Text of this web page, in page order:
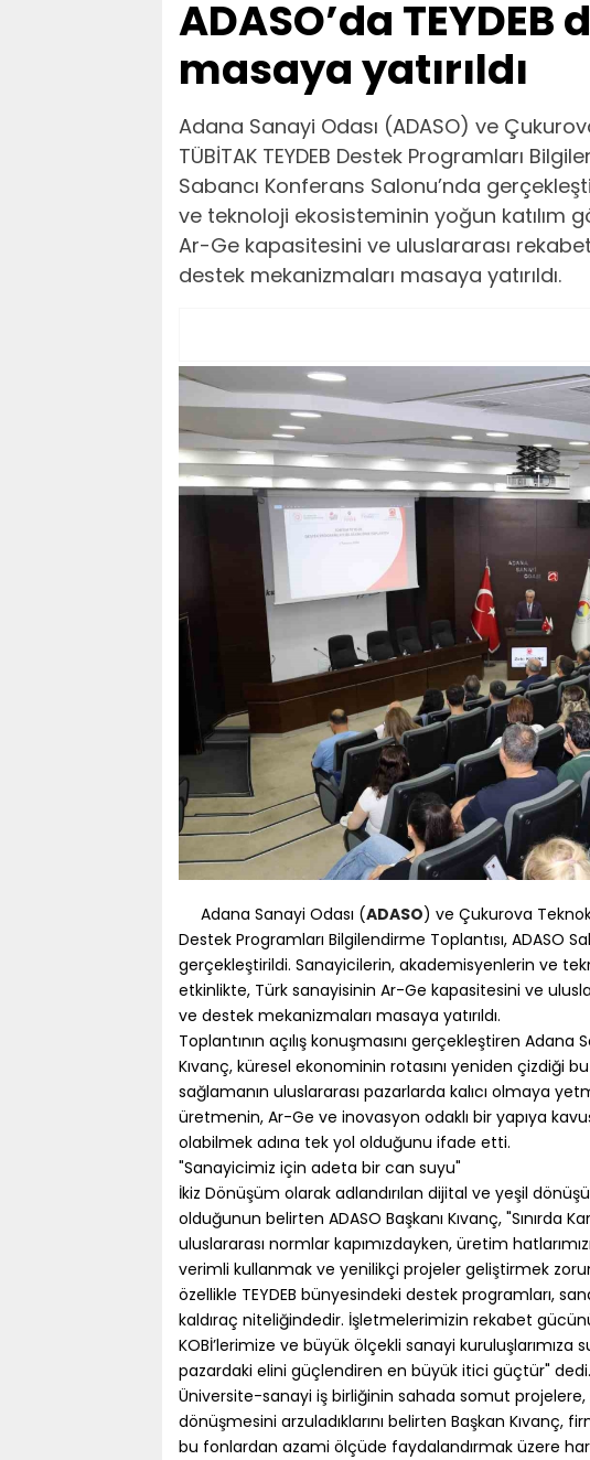
ADASO’da
masaya yatırıldı
Adana Sanayi Odası (ADASO) ve
TÜBİTAK TEYDEB Destek Programları
Sabancı Konferans Salonu’nda
ve teknoloji ekosisteminin yoğun katılım
Ar-Ge kapasitesini ve uluslararası
destek mekanizmaları masaya yatırıldı.
Adana Sanayi Odası (ADASO) ve Çukurova
Destek Programları Bilgilendirme Toplantısı, ADASO
gerçekleştirildi. Sanayicilerin, akademisyenlerin ve
etkinlikte, Türk sanayisinin Ar-Ge kapasitesini ve
ve destek mekanizmaları masaya yatırıldı.
Toplantının açılış konuşmasını gerçekleştiren Adana
Kıvanç, küresel ekonominin rotasını yeniden
sağlamanın uluslararası pazarlarda kalıcı olmaya
üretmenin, Ar-Ge ve inovasyon odaklı bir yapıya
olabilmek adına tek yol olduğunu ifade etti.
"Sanayicimiz için adeta bir can suyu"
İkiz Dönüşüm olarak adlandırılan dijital ve yeşil
olduğunun belirten ADASO Başkanı Kıvanç, "Sınırda
uluslararası normlar kapımızdayken, üretim
verimli kullanmak ve yenilikçi projeler geliştirmek
özellikle TEYDEB bünyesindeki destek programları,
kaldıraç niteliğindedir. İşletmelerimizin rekabet
KOBİ’lerimize ve büyük ölçekli sanayi
pazardaki elini güçlendiren en büyük itici güçtür" dedi.
Üniversite-sanayi iş birliğinin sahada somut
dönüşmesini arzuladıklarını belirten Başkan
bu fonlardan azami ölçüde faydalandırmak üzere